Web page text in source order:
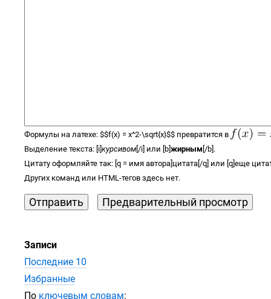
Формулы на латехе:$$f(x) =x^2-\sqrt{x}$$ превратится в
Выделение текста: [i]курсивом [/i] или [b]жирным [/b].
Цитату оформляйте так: [q = имя автора]цитата[/q] или [q]еще
Других команд или HTML-тегов здесь нет.
Записи
Последние 10
Избранные
По ключевым словам: